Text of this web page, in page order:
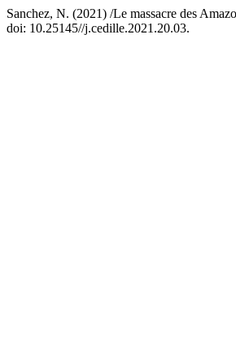
Sanchez, N. (2021) /Le massacre des
doi: 10.25145//j.cedille.2021.20.03.